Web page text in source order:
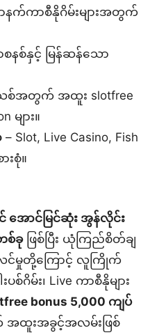
က်ကာစီနိုဂိမ်းများအတွက်
စနစ်နှင့် မြန်ဆန်သော
စ်အတွက် အထူး slotfree
များ။
– Slot, Live Casino, Fish
းစုံ။
အောင်မြင်ဆုံး အွန်လိုင်း
စ်ခုဖြစ်ပြီး ယုံကြည်စိတ်ချ
လင်မှုတို့ကြောင့် လူကြိုက်
စ်ဂိမ်း၊ Live ကာစီနိုများ
bonus 5,000 ကျပ်
အထူးအခွင့်အလမ်းဖြစ်